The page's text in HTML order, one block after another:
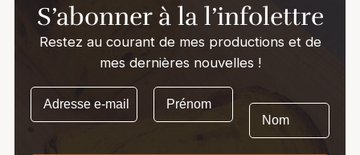
S’abonner à la l’infolettre
Restez au courant de mes productions et de
mes dernières nouvelles !